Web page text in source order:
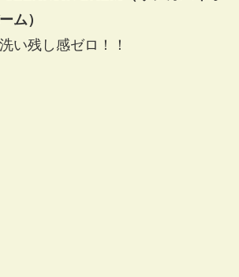
ム）
い残し感ゼロ！！